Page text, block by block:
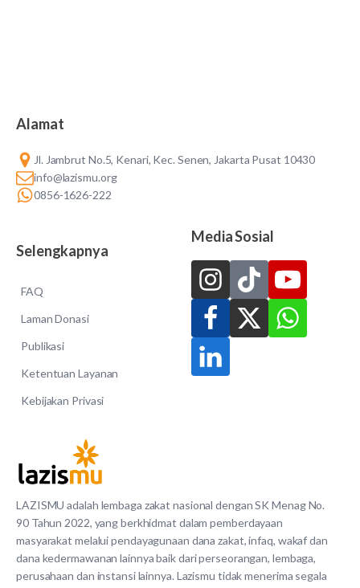
LAZISMU adalah lembaga zakat nasional dengan SK Menag No.
90 Tahun 2022, yang berkhidmat dalam pemberdayaan
masyarakat melalui pendayagunaan dana zakat, infaq, wakaf dan
dana kedermawanan lainnya baik dari perseorangan, lembaga,
perusahaan dan instansi lainnya. Lazismu tidak menerima segala
Alamat
Jl. Jambrut No.5, Kenari, Kec. Senen, Jakarta Pusat 10430
info@lazismu.org
0856-1626-222
Selengkapnya
FAQ
Laman Donasi
Publikasi
Ketentuan Layanan
Kebijakan Privasi
Media Sosial